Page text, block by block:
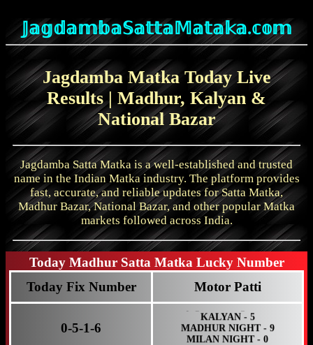
𝕁𝕒𝕘𝕕𝕒𝕞𝕓𝕒𝕊𝕒𝕥𝕥𝕒𝕄𝕒𝕥𝕒𝕜𝕒.𝕔𝕠𝕞
Jagdamba Matka Today Live
Results | Madhur, Kalyan &
National Bazar
Jagdamba Satta Matka is a well-established and trusted
name in the Indian Matka industry. The platform provides
fast, accurate, and reliable updates for Satta Matka,
Madhur Bazar, National Bazar, and other popular Matka
markets followed across India.
Today Madhur Satta Matka Lucky Number
Today Fix Number
Motor Patti
0-5-1-6
MADHUR MORNING - 6
TIME BAZAR - 7
Jagdamba DAY - 5
MADHUR DAY - 1
jagdamba morning - 7
RAJDHANI DAY - 3
MILAN DAY - 0
jagdamba night - 8
KALYAN - 5
MADHUR NIGHT - 9
MILAN NIGHT - 0
RAJDHANI NIGHT - 7
KALYAN NIGHT - 0